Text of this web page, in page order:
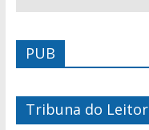
PUB
Tribuna do Leitor